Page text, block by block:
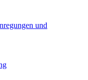
und